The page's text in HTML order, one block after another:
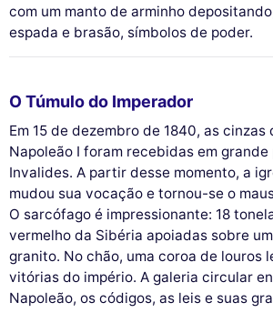
Este site utiliza
com um manto de arminho
espada e brasão, símbolos de poder.
O Túmulo do Imperador
Em 15 de dezembro de 1840, as cinzas
Napoleão I foram recebidas em grande
Invalides. A partir desse momento, a
mudou sua vocação e tornou-se o
O sarcófago é impressionante: 18
vermelho da Sibéria apoiadas sobre
granito. No chão, uma coroa de louros
vitórias do império. A galeria circular
Napoleão, os códigos, as leis e suas